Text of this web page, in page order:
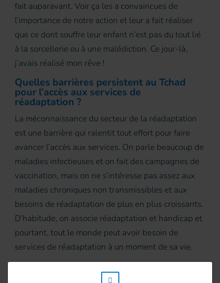
fait auparavant. Voir ça les a convaincues de
l’importance de notre action et leur a fait réaliser
que ce dont souffre leur enfant n’est pas du tout lié
à la sorcellerie ou à une malédiction. Ce jour-là,
j’avais réalisé mon rêve !
Quelles barrières persistent au Tchad
pour l’accès aux services de
réadaptation ?
La méconnaissance du secteur de la réadaptation
est une barrière qui ralentit tout effort pour faire
avancer l’accès aux services. On parle beaucoup de
maladies infectieuses et on fait des campagnes de
vaccination, mais on ne s’intéresse pas assez aux
maladies chroniques non transmissibles et aux
besoins de réadaptation de plus en plus croissants.
D’habitude, on associe réadaptation et handicap et
pourtant, tout le monde peut avoir besoin de
services de réadaptation à un moment de sa vie.
A ce jour, la politique nationale du secteur de la